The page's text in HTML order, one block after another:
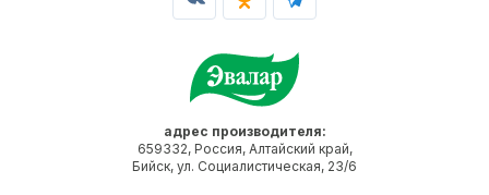
адрес производителя:
659332, Россия, Алтайский край,
Бийск, ул. Социалистическая, 23/6